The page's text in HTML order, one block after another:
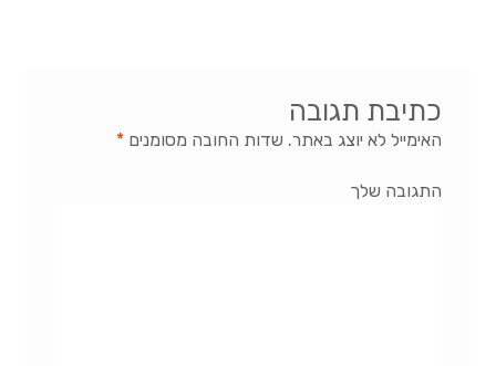
כתיבת תגובה
האימייל לא יוצג באתר. שדות החובה מסומנים *
התגובה שלך